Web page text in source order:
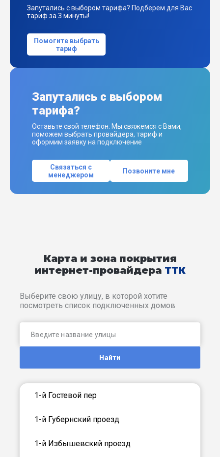
Запутались с выбором тарифа? Подберем для Вас
тариф за 3 минуты!
Помогите выбрать
тариф
Запутались с выбором
тарифа?
Оставьте свой телефон. Мы свяжемся с Вами,
поможем выбрать провайдера, тариф и
оформим заявку на подключение
Связаться с
менеджером
Позвоните мне
Карта и зона покрытия
интернет-провайдера ТТК
Выберите свою улицу, в которой хотите
посмотреть список подключенных домов
Найти
1-й Гостевой пер
1-й Губернский проезд
1-й Избышевский проезд